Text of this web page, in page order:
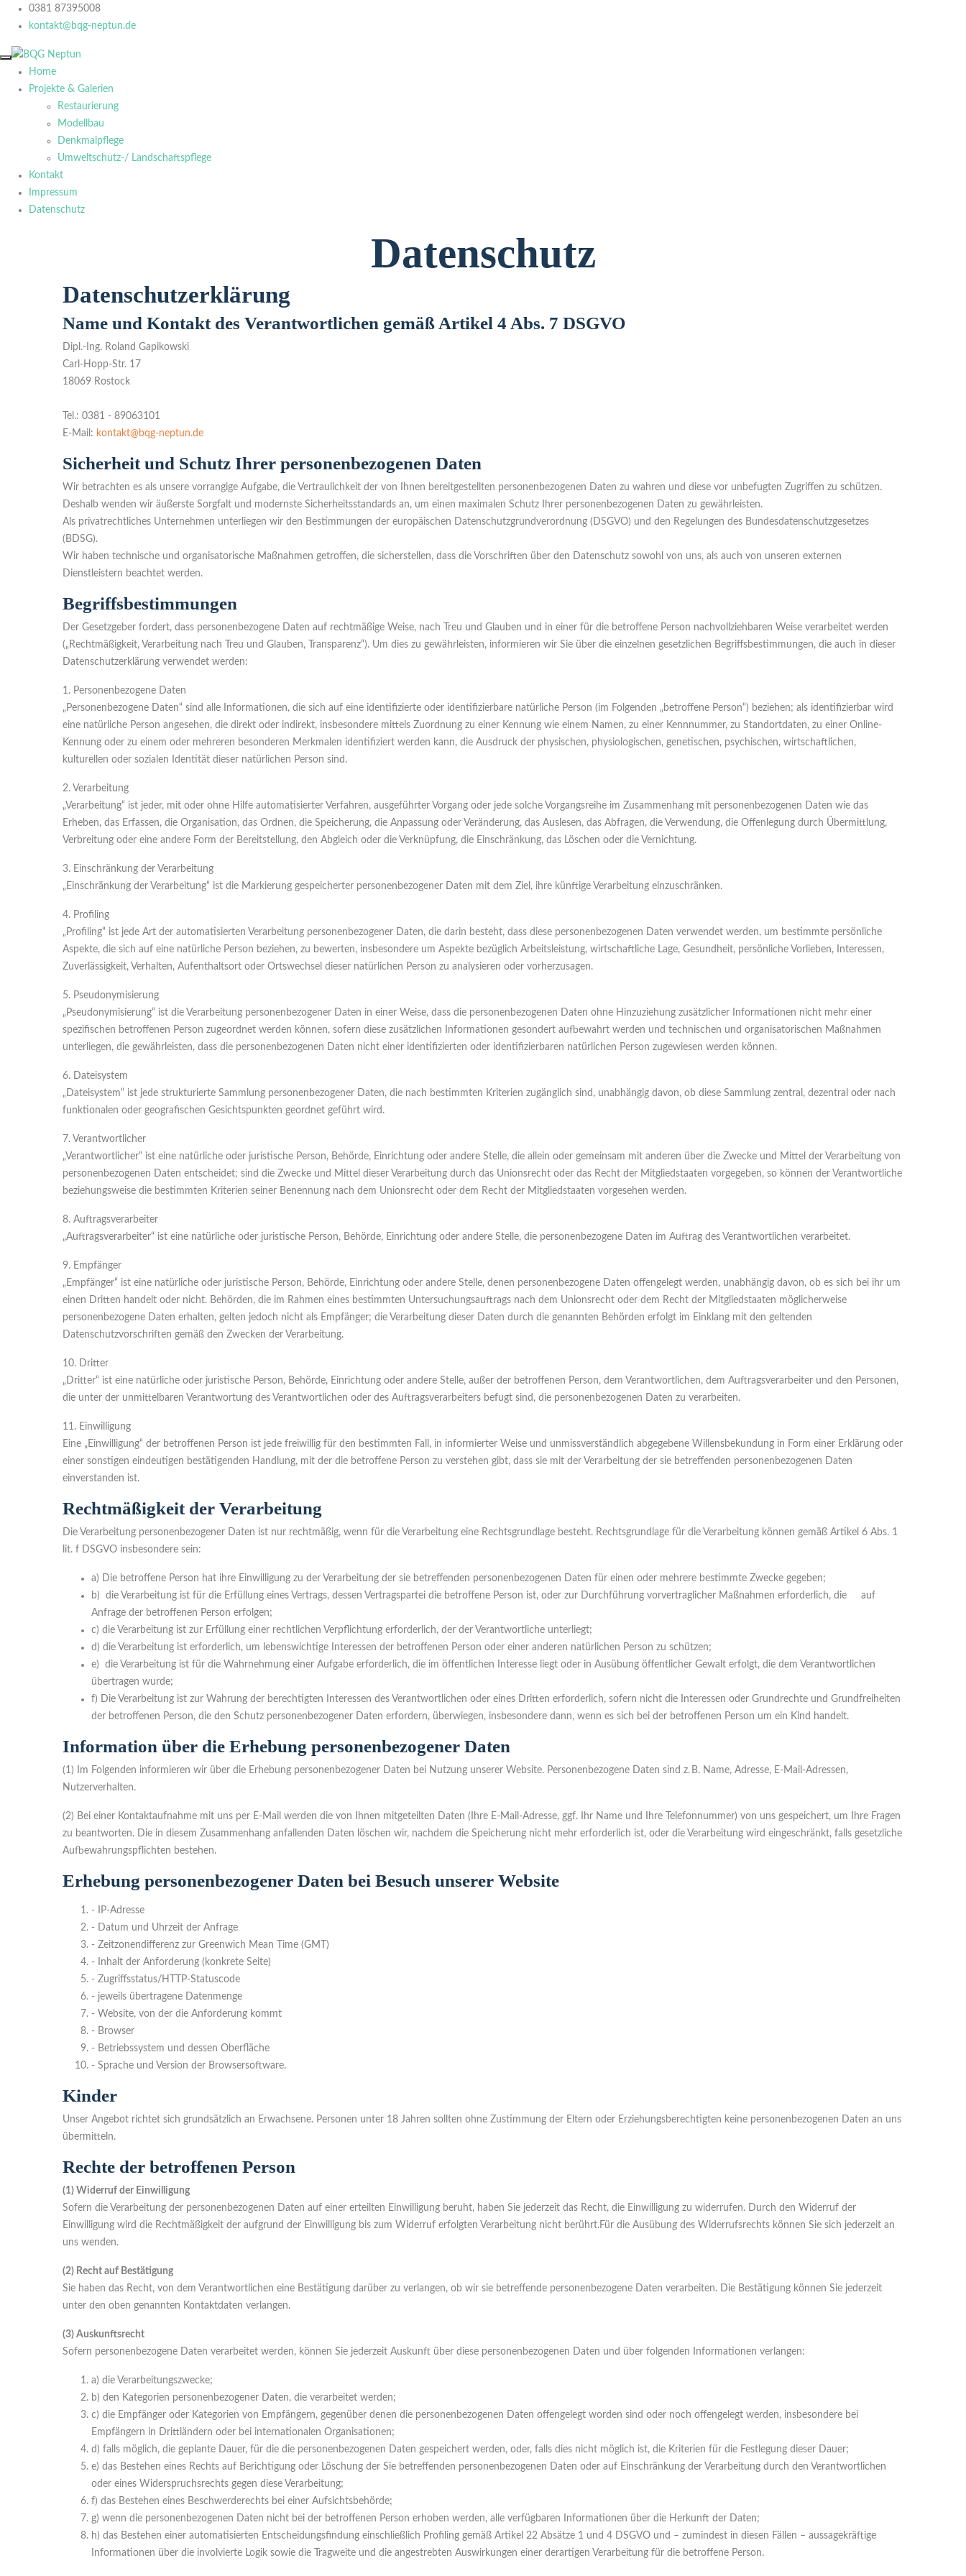
0381 87395008
kontakt@bqg-neptun.de
Home
Projekte & Galerien
Restaurierung
Modellbau
Denkmalpflege
Umweltschutz-/ Landschaftspflege
Kontakt
Impressum
Datenschutz
Datenschutz
Datenschutzerklärung
Name und Kontakt des Verantwortlichen gemäß Artikel 4 Abs. 7 DSGVO
Dipl.-Ing. Roland Gapikowski
Carl-Hopp-Str. 17
18069 Rostock
Tel.: 0381 - 89063101
E-Mail: kontakt@bqg-neptun.de
Sicherheit und Schutz Ihrer personenbezogenen Daten
Wir betrachten es als unsere vorrangige Aufgabe, die Vertraulichkeit der von Ihnen bereitgestellten personenbezogenen Daten zu wahren und diese vor unbefugten Zugriffen zu schützen.
Deshalb wenden wir äußerste Sorgfalt und modernste Sicherheitsstandards an, um einen maximalen Schutz Ihrer personenbezogenen Daten zu gewährleisten.
Als privatrechtliches Unternehmen unterliegen wir den Bestimmungen der europäischen Datenschutzgrundverordnung (DSGVO) und den Regelungen des Bundesdatenschutzgesetzes
(BDSG).
Wir haben technische und organisatorische Maßnahmen getroffen, die sicherstellen, dass die Vorschriften über den Datenschutz sowohl von uns, als auch von unseren externen
Dienstleistern beachtet werden.
Begriffsbestimmungen
Der Gesetzgeber fordert, dass personenbezogene Daten auf rechtmäßige Weise, nach Treu und Glauben und in einer für die betroffene Person nachvollziehbaren Weise verarbeitet werden
(„Rechtmäßigkeit, Verarbeitung nach Treu und Glauben, Transparenz“). Um dies zu gewährleisten, informieren wir Sie über die einzelnen gesetzlichen Begriffsbestimmungen, die auch in dieser
Datenschutzerklärung verwendet werden:
1. Personenbezogene Daten
„Personenbezogene Daten“ sind alle Informationen, die sich auf eine identifizierte oder identifizierbare natürliche Person (im Folgenden „betroffene Person“) beziehen; als identifizierbar wird
eine natürliche Person angesehen, die direkt oder indirekt, insbesondere mittels Zuordnung zu einer Kennung wie einem Namen, zu einer Kennnummer, zu Standortdaten, zu einer Online-
Kennung oder zu einem oder mehreren besonderen Merkmalen identifiziert werden kann, die Ausdruck der physischen, physiologischen, genetischen, psychischen, wirtschaftlichen,
kulturellen oder sozialen Identität dieser natürlichen Person sind.
2. Verarbeitung
„Verarbeitung“ ist jeder, mit oder ohne Hilfe automatisierter Verfahren, ausgeführter Vorgang oder jede solche Vorgangsreihe im Zusammenhang mit personenbezogenen Daten wie das
Erheben, das Erfassen, die Organisation, das Ordnen, die Speicherung, die Anpassung oder Veränderung, das Auslesen, das Abfragen, die Verwendung, die Offenlegung durch Übermittlung,
Verbreitung oder eine andere Form der Bereitstellung, den Abgleich oder die Verknüpfung, die Einschränkung, das Löschen oder die Vernichtung.
3. Einschränkung der Verarbeitung
„Einschränkung der Verarbeitung“ ist die Markierung gespeicherter personenbezogener Daten mit dem Ziel, ihre künftige Verarbeitung einzuschränken.
4. Profiling
„Profiling“ ist jede Art der automatisierten Verarbeitung personenbezogener Daten, die darin besteht, dass diese personenbezogenen Daten verwendet werden, um bestimmte persönliche
Aspekte, die sich auf eine natürliche Person beziehen, zu bewerten, insbesondere um Aspekte bezüglich Arbeitsleistung, wirtschaftliche Lage, Gesundheit, persönliche Vorlieben, Interessen,
Zuverlässigkeit, Verhalten, Aufenthaltsort oder Ortswechsel dieser natürlichen Person zu analysieren oder vorherzusagen.
5. Pseudonymisierung
„Pseudonymisierung“ ist die Verarbeitung personenbezogener Daten in einer Weise, dass die personenbezogenen Daten ohne Hinzuziehung zusätzlicher Informationen nicht mehr einer
spezifischen betroffenen Person zugeordnet werden können, sofern diese zusätzlichen Informationen gesondert aufbewahrt werden und technischen und organisatorischen Maßnahmen
unterliegen, die gewährleisten, dass die personenbezogenen Daten nicht einer identifizierten oder identifizierbaren natürlichen Person zugewiesen werden können.
6. Dateisystem
„Dateisystem“ ist jede strukturierte Sammlung personenbezogener Daten, die nach bestimmten Kriterien zugänglich sind, unabhängig davon, ob diese Sammlung zentral, dezentral oder nach
funktionalen oder geografischen Gesichtspunkten geordnet geführt wird.
7. Verantwortlicher
„Verantwortlicher“ ist eine natürliche oder juristische Person, Behörde, Einrichtung oder andere Stelle, die allein oder gemeinsam mit anderen über die Zwecke und Mittel der Verarbeitung von
personenbezogenen Daten entscheidet; sind die Zwecke und Mittel dieser Verarbeitung durch das Unionsrecht oder das Recht der Mitgliedstaaten vorgegeben, so können der Verantwortliche
beziehungsweise die bestimmten Kriterien seiner Benennung nach dem Unionsrecht oder dem Recht der Mitgliedstaaten vorgesehen werden.
8. Auftragsverarbeiter
„Auftragsverarbeiter“ ist eine natürliche oder juristische Person, Behörde, Einrichtung oder andere Stelle, die personenbezogene Daten im Auftrag des Verantwortlichen verarbeitet.
9. Empfänger
„Empfänger“ ist eine natürliche oder juristische Person, Behörde, Einrichtung oder andere Stelle, denen personenbezogene Daten offengelegt werden, unabhängig davon, ob es sich bei ihr um
einen Dritten handelt oder nicht. Behörden, die im Rahmen eines bestimmten Untersuchungsauftrags nach dem Unionsrecht oder dem Recht der Mitgliedstaaten möglicherweise
personenbezogene Daten erhalten, gelten jedoch nicht als Empfänger; die Verarbeitung dieser Daten durch die genannten Behörden erfolgt im Einklang mit den geltenden
Datenschutzvorschriften gemäß den Zwecken der Verarbeitung.
10. Dritter
„Dritter“ ist eine natürliche oder juristische Person, Behörde, Einrichtung oder andere Stelle, außer der betroffenen Person, dem Verantwortlichen, dem Auftragsverarbeiter und den Personen,
die unter der unmittelbaren Verantwortung des Verantwortlichen oder des Auftragsverarbeiters befugt sind, die personenbezogenen Daten zu verarbeiten.
11. Einwilligung
Eine „Einwilligung“ der betroffenen Person ist jede freiwillig für den bestimmten Fall, in informierter Weise und unmissverständlich abgegebene Willensbekundung in Form einer Erklärung oder
einer sonstigen eindeutigen bestätigenden Handlung, mit der die betroffene Person zu verstehen gibt, dass sie mit der Verarbeitung der sie betreffenden personenbezogenen Daten
einverstanden ist.
Rechtmäßigkeit der Verarbeitung
Die Verarbeitung personenbezogener Daten ist nur rechtmäßig, wenn für die Verarbeitung eine Rechtsgrundlage besteht. Rechtsgrundlage für die Verarbeitung können gemäß Artikel 6 Abs. 1
lit. f DSGVO insbesondere sein:
a) Die betroffene Person hat ihre Einwilligung zu der Verarbeitung der sie betreffenden personenbezogenen Daten für einen oder mehrere bestimmte Zwecke gegeben;
b) die Verarbeitung ist für die Erfüllung eines Vertrags, dessen Vertragspartei die betroffene Person ist, oder zur Durchführung vorvertraglicher Maßnahmen erforderlich, die auf
Anfrage der betroffenen Person erfolgen;
c) die Verarbeitung ist zur Erfüllung einer rechtlichen Verpflichtung erforderlich, der der Verantwortliche unterliegt;
d) die Verarbeitung ist erforderlich, um lebenswichtige Interessen der betroffenen Person oder einer anderen natürlichen Person zu schützen;
e) die Verarbeitung ist für die Wahrnehmung einer Aufgabe erforderlich, die im öffentlichen Interesse liegt oder in Ausübung öffentlicher Gewalt erfolgt, die dem Verantwortlichen
übertragen wurde;
f) Die Verarbeitung ist zur Wahrung der berechtigten Interessen des Verantwortlichen oder eines Dritten erforderlich, sofern nicht die Interessen oder Grundrechte und Grundfreiheiten
der betroffenen Person, die den Schutz personenbezogener Daten erfordern, überwiegen, insbesondere dann, wenn es sich bei der betroffenen Person um ein Kind handelt.
Information über die Erhebung personenbezogener Daten
(1) Im Folgenden informieren wir über die Erhebung personenbezogener Daten bei Nutzung unserer Website. Personenbezogene Daten sind z. B. Name, Adresse, E-Mail-Adressen,
Nutzerverhalten.
(2) Bei einer Kontaktaufnahme mit uns per E-Mail werden die von Ihnen mitgeteilten Daten (Ihre E-Mail-Adresse, ggf. Ihr Name und Ihre Telefonnummer) von uns gespeichert, um Ihre Fragen
zu beantworten. Die in diesem Zusammenhang anfallenden Daten löschen wir, nachdem die Speicherung nicht mehr erforderlich ist, oder die Verarbeitung wird eingeschränkt, falls gesetzliche
Aufbewahrungspflichten bestehen.
Erhebung personenbezogener Daten bei Besuch unserer Website
- IP-Adresse
- Datum und Uhrzeit der Anfrage
- Zeitzonendifferenz zur Greenwich Mean Time (GMT)
- Inhalt der Anforderung (konkrete Seite)
- Zugriffsstatus/HTTP-Statuscode
- jeweils übertragene Datenmenge
- Website, von der die Anforderung kommt
- Browser
- Betriebssystem und dessen Oberfläche
- Sprache und Version der Browsersoftware.
Kinder
Unser Angebot richtet sich grundsätzlich an Erwachsene. Personen unter 18 Jahren sollten ohne Zustimmung der Eltern oder Erziehungsberechtigten keine personenbezogenen Daten an uns
übermitteln.
Rechte der betroffenen Person
(1) Widerruf der Einwilligung
Sofern die Verarbeitung der personenbezogenen Daten auf einer erteilten Einwilligung beruht, haben Sie jederzeit das Recht, die Einwilligung zu widerrufen. Durch den Widerruf der
Einwilligung wird die Rechtmäßigkeit der aufgrund der Einwilligung bis zum Widerruf erfolgten Verarbeitung nicht berührt.Für die Ausübung des Widerrufsrechts können Sie sich jederzeit an
uns wenden.
(2) Recht auf Bestätigung
Sie haben das Recht, von dem Verantwortlichen eine Bestätigung darüber zu verlangen, ob wir sie betreffende personenbezogene Daten verarbeiten. Die Bestätigung können Sie jederzeit
unter den oben genannten Kontaktdaten verlangen.
(3) Auskunftsrecht
Sofern personenbezogene Daten verarbeitet werden, können Sie jederzeit Auskunft über diese personenbezogenen Daten und über folgenden Informationen verlangen:
a) die Verarbeitungszwecke;
b) den Kategorien personenbezogener Daten, die verarbeitet werden;
c) die Empfänger oder Kategorien von Empfängern, gegenüber denen die personenbezogenen Daten offengelegt worden sind oder noch offengelegt werden, insbesondere bei
Empfängern in Drittländern oder bei internationalen Organisationen;
d) falls möglich, die geplante Dauer, für die die personenbezogenen Daten gespeichert werden, oder, falls dies nicht möglich ist, die Kriterien für die Festlegung dieser Dauer;
e) das Bestehen eines Rechts auf Berichtigung oder Löschung der Sie betreffenden personenbezogenen Daten oder auf Einschränkung der Verarbeitung durch den Verantwortlichen
oder eines Widerspruchsrechts gegen diese Verarbeitung;
f) das Bestehen eines Beschwerderechts bei einer Aufsichtsbehörde;
g) wenn die personenbezogenen Daten nicht bei der betroffenen Person erhoben werden, alle verfügbaren Informationen über die Herkunft der Daten;
h) das Bestehen einer automatisierten Entscheidungsfindung einschließlich Profiling gemäß Artikel 22 Absätze 1 und 4 DSGVO und – zumindest in diesen Fällen – aussagekräftige
Informationen über die involvierte Logik sowie die Tragweite und die angestrebten Auswirkungen einer derartigen Verarbeitung für die betroffene Person.